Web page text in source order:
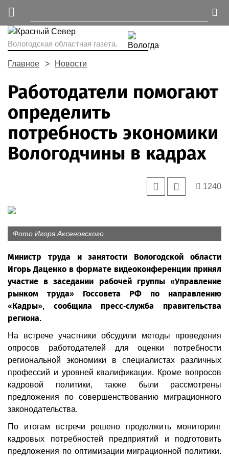
Вологодская областная газета.
Главное Новости
Работодатели помогают
определить
потребность экономики
Вологодчины в кадрах
1240
Фото Игоря Аксеновского
Министр труда и занятости Вологодской области
Игорь Даценко в формате видеоконференции принял
участие в заседании рабочей группы «Управление
рынком труда» Госсовета РФ по направлению
«Кадры», сообщила пресс-служба правительства
региона.
На встрече участники обсудили методы проведения
опросов работодателей для оценки потребности
региональной экономики в специалистах различных
профессий и уровней квалификации. Кроме вопросов
кадровой политики, также были рассмотрены
предложения по совершенствованию миграционного
законодательства.
По итогам встречи решено продолжить мониторинг
кадровых потребностей предприятий и подготовить
предложения по оптимизации миграционной политики.